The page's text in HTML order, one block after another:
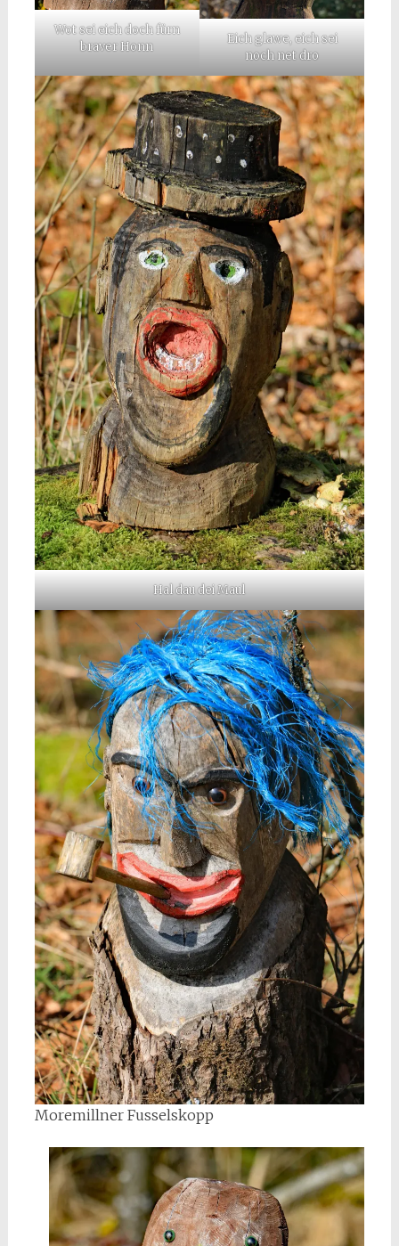
Wot sei eich doch fürn
braver Honn
Eich glawe, eich sei
noch net dro
Hal dau dei Maul
Moremillner Fusselskopp